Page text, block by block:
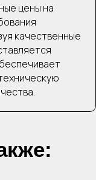
цены на
качественные